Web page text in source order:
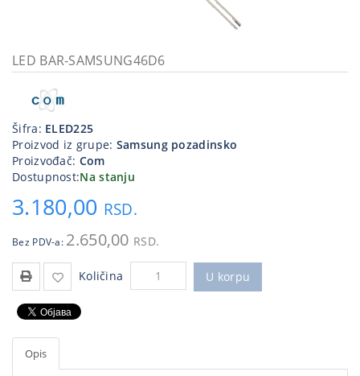
priključci
tehnika
Poslovna
oprema,računari
program
LED BAR-SAMSUNG46D6
Šifra: ELED225
Proizvod iz grupe: Samsung pozadinsko
Proizvođač: Com
Dostupnost:Na stanju
3.180,00 RSD.
Bez PDV-a: 2.650,00 RSD.
Količina U korpu
Opis